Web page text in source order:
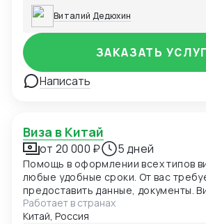
Виталий Дедюхин
Написать
ЗАКАЗАТЬ
Виза в Китай
от 20 000 ₽ 5 дней
Помощь в оформлении всех типов
любые удобные сроки. От вас
предоставить данные, документы.
Отдаете загранпаспорт - получаете
с визой.
Работает в странах
Китай, Россия